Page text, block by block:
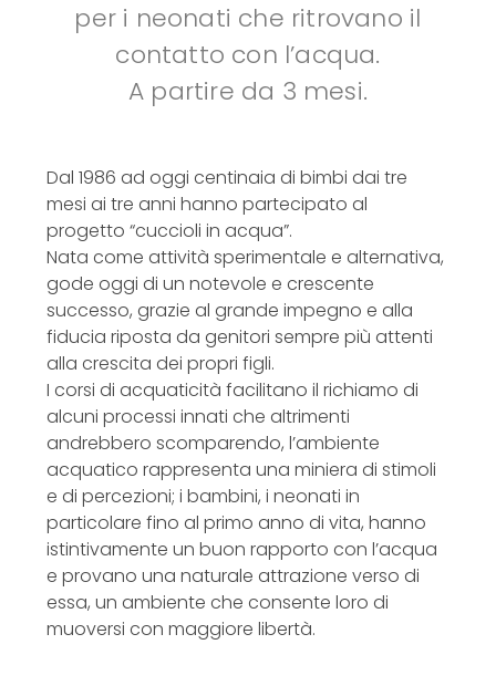
per i neonati che ritrovano il
contatto con l’acqua.
A partire da 3 mesi.
Dal 1986 ad oggi centinaia di bimbi dai tre
mesi ai tre anni hanno partecipato al
progetto “cuccioli in acqua”.
Nata come attività sperimentale e alternativa,
gode oggi di un notevole e crescente
successo, grazie al grande impegno e alla
fiducia riposta da genitori sempre più attenti
alla crescita dei propri figli.
I corsi di acquaticità facilitano il richiamo di
alcuni processi innati che altrimenti
andrebbero scomparendo, l’ambiente
acquatico rappresenta una miniera di stimoli
e di percezioni; i bambini, i neonati in
particolare fino al primo anno di vita, hanno
istintivamente un buon rapporto con l’acqua
e provano una naturale attrazione verso di
essa, un ambiente che consente loro di
muoversi con maggiore libertà.